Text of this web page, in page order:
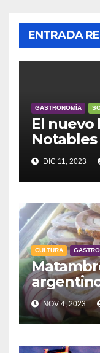
ENTRADA
GASTRONOMÍA
El nuevo
Notables
DIC 11, 2023
CULTURA
NOV 4, 2023